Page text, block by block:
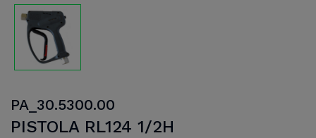
PA_30.5300.00
PISTOLA RL124 1/2H